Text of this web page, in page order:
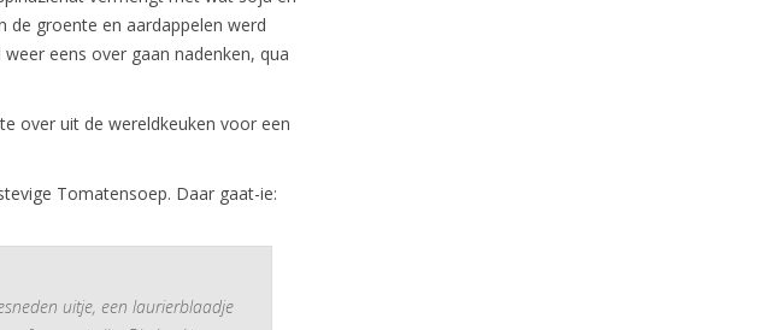
de groente en aardappelen werd
eens over gaan nadenken, qua
over uit de wereldkeuken voor een
Tomatensoep. Daar gaat-ie:
uitje, een laurierblaadje